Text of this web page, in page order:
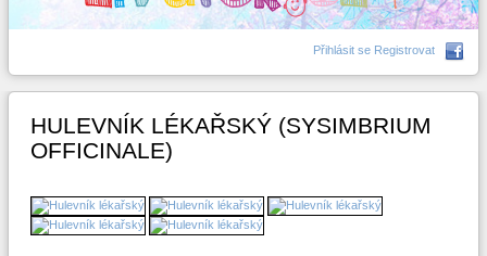
Přihlásit se Registrovat
HULEVNÍK LÉKAŘSKÝ (SYSIMBRIUM
OFFICINALE)